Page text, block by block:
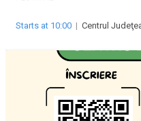
Starts at 10:00 | Centrul Judeţean pentru